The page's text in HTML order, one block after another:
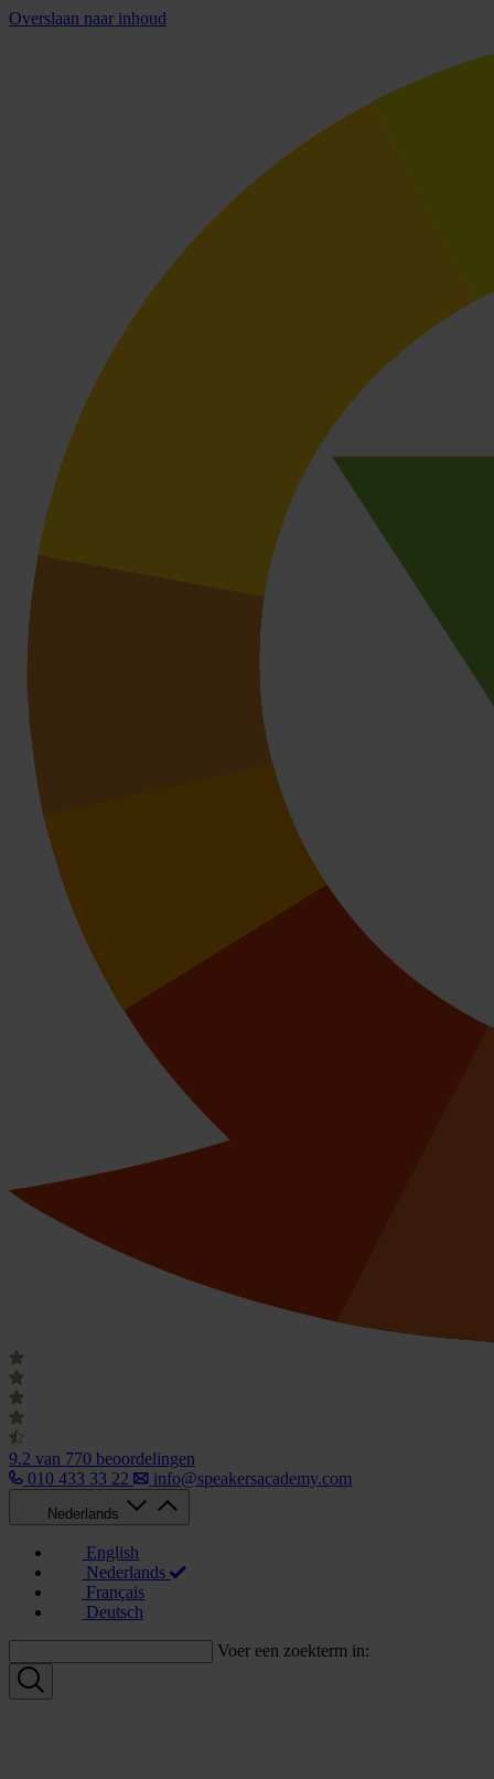
Overslaan naar inhoud
9.2 van 770 beoordelingen
010 433 33 22
info@speakersacademy.com
Nederlands
English
Nederlands
Français
Deutsch
Voer een zoekterm in: